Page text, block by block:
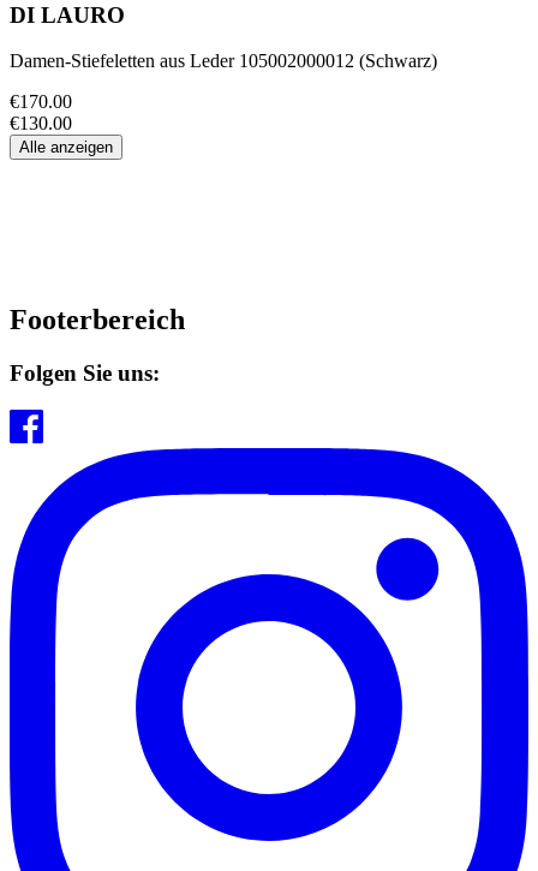
DI LAURO
Damen-Stiefeletten aus Leder 105002000012 (Schwarz)
€170.00
€130.00
Alle anzeigen
Footerbereich
Folgen Sie uns: